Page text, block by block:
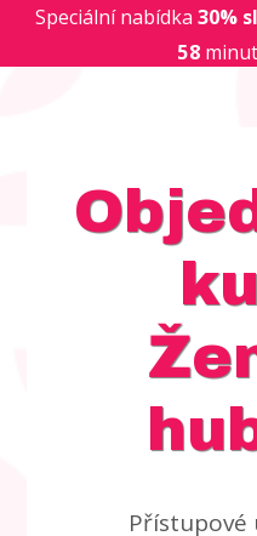
Speciální nabídka30%
58 minut
Přístupové